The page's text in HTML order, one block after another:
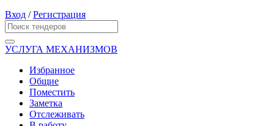
Вход /Регистрация
УСЛУГА МЕХАНИЗМОВ
Избранное
Общие
Поместить
Заметка
Отслеживать